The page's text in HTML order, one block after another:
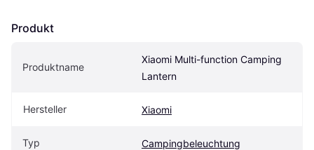
Produkt
Produktname
Xiaomi Multi-function Camping
Lantern
Hersteller Xiaomi
Typ Campingbeleuchtung